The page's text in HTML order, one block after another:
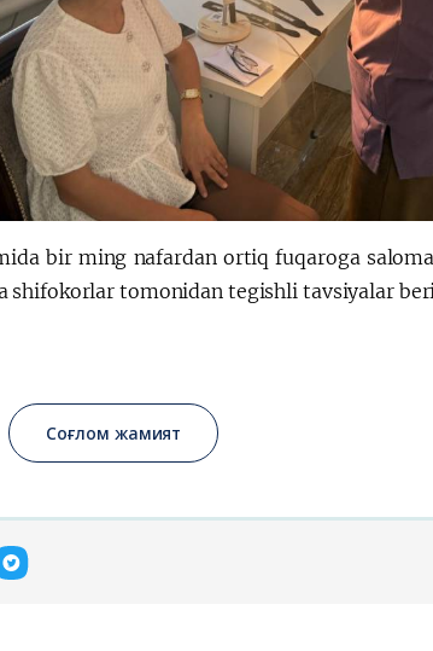
bir ming nafardan ortiq fuqaroga
shifokorlar tomonidan tegishli tavsiyalar
Соғлом жамият